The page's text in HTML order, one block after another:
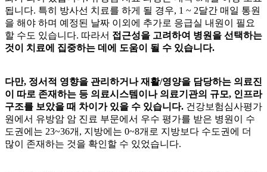
됩니다. 특히 방사선 치료를 하게 될 경우, 1 ~ 2달간 매일 통원
을 해야 하며 예정된 날짜 이외에 추가로 응급실 내원이 필요
할 수도 있습니다. 따라서 접근성을 고려하여 병원을 선택하는
것이 치료에 집중하는 데에 도움이 될 수 있습니다.
다만, 정서적 영향을 관리하거나 재활/영양을 담당하는 의료진
이 따로 존재하는 등 의료시스템이나 의료기관의 규모, 인프라
구조를 보았을 때 차이가 있을 수 있습니다. 건강보험심사평가
원에서 유방암 암 진료 부문에서 우수 평가를 받은 병원이 수
도권에는 23~36개, 지방에는 0~8개로 지방보다 수도권에 더
많이 존재하는 것을 확인할 수 있었습니다.